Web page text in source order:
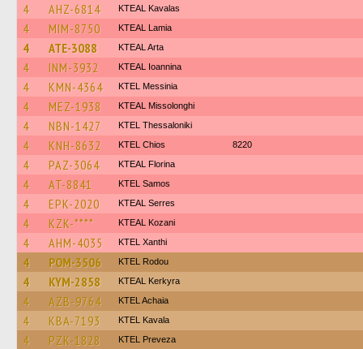
4 AHZ-6814 KTEAL Kavalas
4 MIM-8750 KTEAL Lamia
4 ATE-3088 KTEAL Arta
4 INM-3932 KTEAL Ioannina
4 KMN-4364 KTEL Messinia
4 MEZ-1938 KTEAL Missolonghi
4 NBN-1427 KTEL Thessaloniki
4 KNH-8632 KTEL Chios 8220
4 PAZ-3064 KTEAL Florina
4 AT-8841 KTEL Samos
4 EPK-2020 KTEAL Serres
4 KZK-**** KTEAL Kozani
4 AHM-4035 KTEL Xanthi
4 POM-3506 ΚΤΕL Rodou
4 KYM-2858 KTEAL Kerkyra
4 AZB-9764 KTEL Achaia
4 KBA-7193 KTEL Kavala
4 PZK-1828 KTEL Preveza